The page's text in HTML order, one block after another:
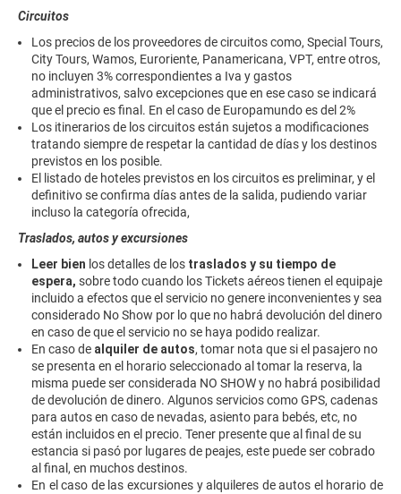
Circuitos
Los precios de los proveedores de circuitos como, Special Tours,
City Tours, Wamos, Euroriente, Panamericana, VPT, entre otros,
no incluyen 3% correspondientes a Iva y gastos
administrativos, salvo excepciones que en ese caso se indicará
que el precio es final. En el caso de Europamundo es del 2%
Los itinerarios de los circuitos están sujetos a modificaciones
tratando siempre de respetar la cantidad de días y los destinos
previstos en los posible.
El listado de hoteles previstos en los circuitos es preliminar, y el
definitivo se confirma días antes de la salida, pudiendo variar
incluso la categoría ofrecida,
Traslados, autos y excursiones
Leer bien los detalles de los traslados y su tiempo de
espera, sobre todo cuando los Tickets aéreos tienen el equipaje
incluido a efectos que el servicio no genere inconvenientes y sea
considerado No Show por lo que no habrá devolución del dinero
en caso de que el servicio no se haya podido realizar.
En caso de alquiler de autos, tomar nota que si el pasajero no
se presenta en el horario seleccionado al tomar la reserva, la
misma puede ser considerada NO SHOW y no habrá posibilidad
de devolución de dinero. Algunos servicios como GPS, cadenas
para autos en caso de nevadas, asiento para bebés, etc, no
están incluidos en el precio. Tener presente que al final de su
estancia si pasó por lugares de peajes, este puede ser cobrado
al final, en muchos destinos.
En el caso de las excursiones y alquileres de autos el horario de